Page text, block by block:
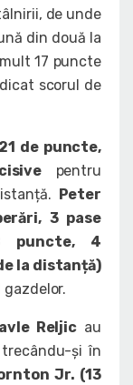
de unde
din două la
17 puncte
scorul de
21 de puncte,
pentru
Peter
3 pase
puncte, 4
la distanță)
Reljic au
și în
Jr. (13